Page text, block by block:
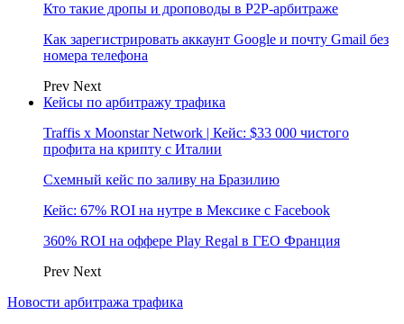
Кто такие дропы и дроповоды в P2P-арбитраже
Как зарегистрировать аккаунт Google и почту Gmail без
номера телефона
Prev Next
Кейсы по арбитражу трафика
Traffis x Moonstar Network | Кейс: $33 000 чистого
профита на крипту с Италии
Схемный кейс по заливу на Бразилию
Кейс: 67% ROI на нутре в Мексике с Facebook
360% ROI на оффере Play Regal в ГЕО Франция
Prev Next
Новости арбитража трафика